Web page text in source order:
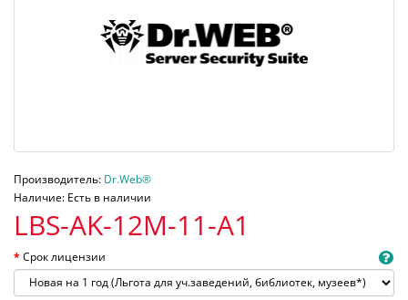
Производитель: Dr.Web®
Наличие: Есть в наличии
LBS-AK-12M-11-A1
Срок лицензии